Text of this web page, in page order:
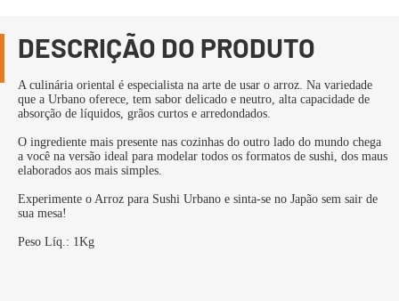
DESCRIÇÃO DO PRODUTO
A culinária oriental é especialista na arte de usar o arroz. Na variedade
que a Urbano oferece, tem sabor delicado e neutro, alta capacidade de
absorção de líquidos, grãos curtos e arredondados.
O ingrediente mais presente nas cozinhas do outro lado do mundo chega
a você na versão ideal para modelar todos os formatos de sushi, dos maus
elaborados aos mais simples.
Experimente o Arroz para Sushi Urbano e sinta-se no Japão sem sair de
sua mesa!
Peso Líq.: 1Kg